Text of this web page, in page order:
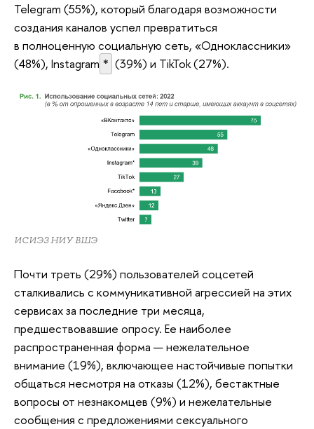
Telegram (55%), который благодаря возможности
создания каналов успел превратиться
в полноценную социальную сеть, «Одноклассники»
(48%), Instagram * (39%) и TikTok (27%).
ИСИЭЗ НИУ ВШЭ
Почти треть (29%) пользователей соцсетей
сталкивались с коммуникативной агрессией на этих
сервисах за последние три месяца,
предшествовавшие опросу. Ее наиболее
распространенная форма — нежелательное
внимание (19%), включающее настойчивые попытки
общаться несмотря на отказы (12%), бестактные
вопросы от незнакомцев (9%) и нежелательные
сообщения с предложениями сексуального